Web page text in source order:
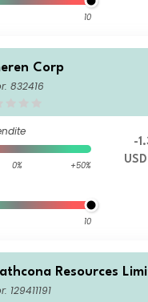
10
Corp
832416
0% +50%
10
-
Resources
129411191